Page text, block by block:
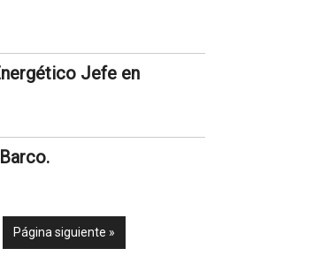
Jefe en
Página siguiente »